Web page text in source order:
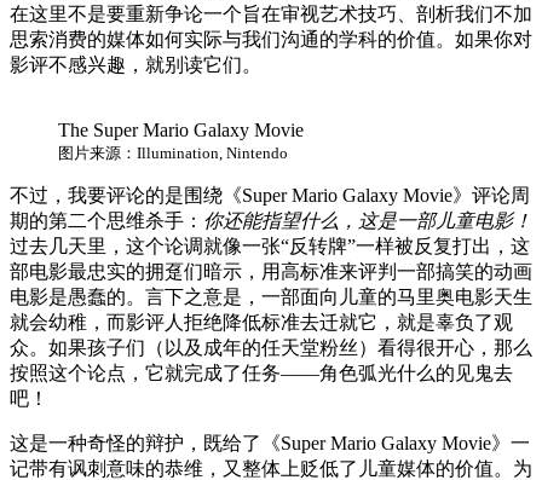
在这里不是要重新争论一个旨在审视艺术技巧、剖析我们不加
思索消费的媒体如何实际与我们沟通的学科的价值。如果你对
影评不感兴趣，就别读它们。
The Super Mario Galaxy Movie
图片来源：Illumination, Nintendo
不过，我要评论的是围绕《Super Mario Galaxy Movie》评论周
期的第二个思维杀手： 你还能指望什么，这是一部儿童电影！
过去几天里，这个论调就像一张“反转牌”一样被反复打出，这
部电影最忠实的拥趸们暗示，用高标准来评判一部搞笑的动画
电影是愚蠢的。言下之意是，一部面向儿童的马里奥电影天生
就会幼稚，而影评人拒绝降低标准去迁就它，就是辜负了观
众。如果孩子们（以及成年的任天堂粉丝）看得很开心，那么
按照这个论点，它就完成了任务——角色弧光什么的见鬼去
吧！
这是一种奇怪的辩护，既给了《Super Mario Galaxy Movie》一
记带有讽刺意味的恭维，又整体上贬低了儿童媒体的价值。为